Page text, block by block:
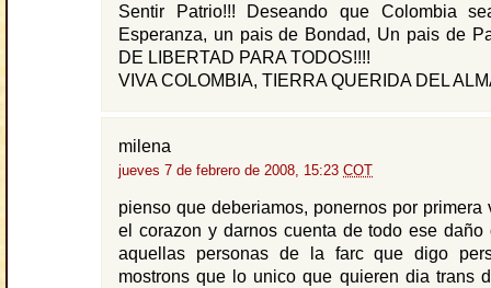
Sentir Patrio!!! Deseando que Colombia
Esperanza, un pais de Bondad, Un pais de
DE LIBERTAD PARA TODOS!!!!
VIVA COLOMBIA, TIERRA QUERIDA DEL
milena
jueves 7 de febrero de 2008, 15:23 COT
pienso que deberiamos, ponernos por primera
el corazon y darnos cuenta de todo ese daño
aquellas personas de la farc que digo
mostrons que lo unico que quieren dia trans